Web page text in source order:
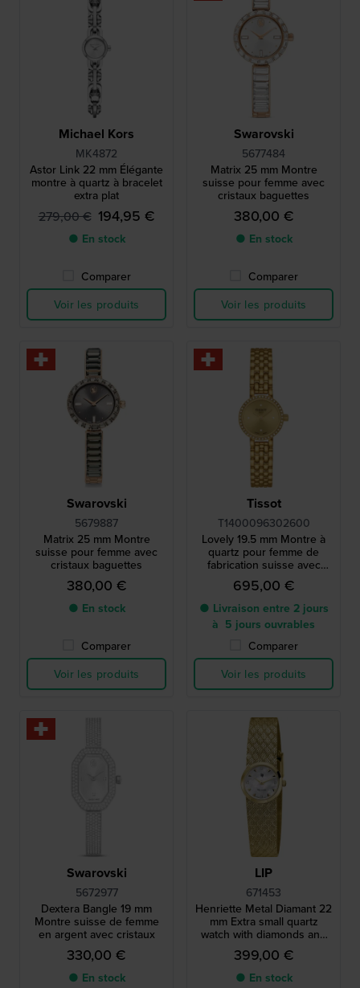
Michael Kors
MK4872
Astor Link 22 mm Élégante
montre à quartz à bracelet
extra plat
279,00 € 194,95 €
● En stock
Comparer
Voir les produits
Swarovski
5677484
Matrix 25 mm Montre
suisse pour femme avec
cristaux baguettes
380,00 €
● En stock
Comparer
Voir les produits
Swarovski
5679887
Matrix 25 mm Montre
suisse pour femme avec
cristaux baguettes
380,00 €
● En stock
Comparer
Voir les produits
Tissot
T1400096302600
Lovely 19.5 mm Montre à
quartz pour femme de
fabrication suisse avec
diamants
695,00 €
● Livraison entre 2 jours
à 5 jours ouvrables
Comparer
Voir les produits
Swarovski
5672977
Dextera Bangle 19 mm
Montre suisse de femme
en argent avec cristaux
330,00 €
● En stock
LIP
671453
Henriette Metal Diamant 22
mm Extra small quartz
watch with diamonds and
unique textured milanese
bracelet
399,00 €
● En stock